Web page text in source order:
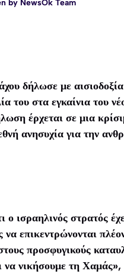
by NewsOk Team
δήλωσε με
του στα εγκαίνια του
έρχεται σε μια
ανησυχία για την
ισραηλινός στρατός
επικεντρώνονται
προσφυγικούς
νικήσουμε τη